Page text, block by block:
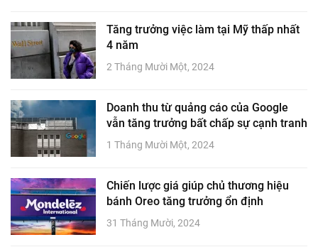
Tăng trưởng việc làm tại Mỹ thấp nhất
4 năm
2 Tháng Mười Một, 2024
Doanh thu từ quảng cáo của Google
vẫn tăng trưởng bất chấp sự cạnh tranh
1 Tháng Mười Một, 2024
Chiến lược giá giúp chủ thương hiệu
bánh Oreo tăng trưởng ổn định
31 Tháng Mười, 2024